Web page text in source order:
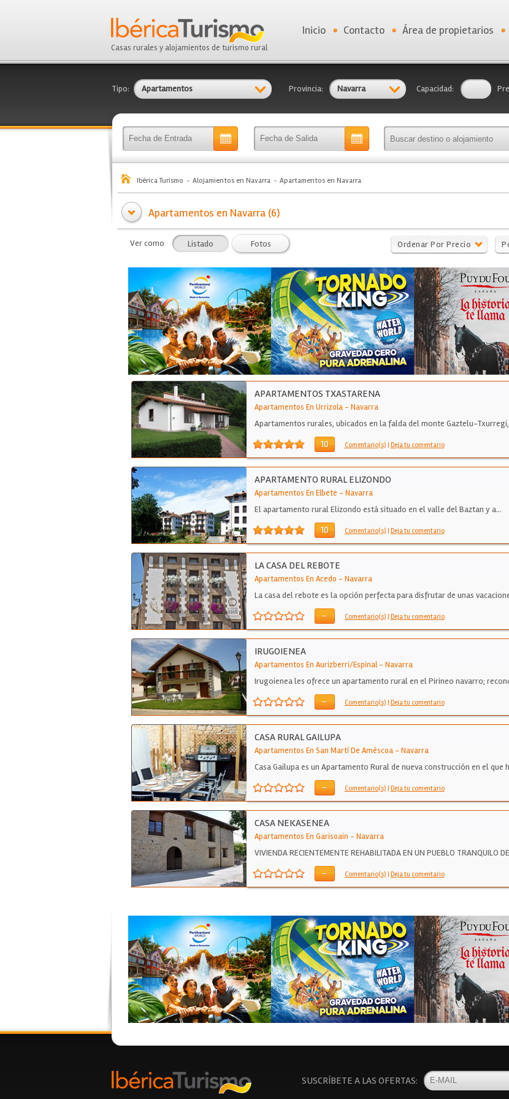
Casas rurales y alojamientos de turismo rural
Inicio Contacto Área de propietarios
Tipo: Apartamentos Provincia: Navarra Capacidad:
Ibérica Turismo Alojamientos en Navarra Apartamentos en Navarra
Apartamentos en Navarra (6)
Ver como Listado Fotos Ordenar Por Precio
APARTAMENTOS TXASTARENA
Apartamentos En Urrizola- Navarra
Apartamentos rurales, ubicados en la falda del monte Gaztelu-
10 Comentario(s) | Deja tu comentario
APARTAMENTO RURAL ELIZONDO
Apartamentos En Elbete - Navarra
El apartamento rural Elizondo está situado en el valle del Baztan y a…
10 Comentario(s) | Deja tu comentario
LA CASA DEL REBOTE
Apartamentos En Acedo - Navarra
La casa del rebote es la opción perfecta para disfrutar de unas
- Comentario(s) | Deja tu comentario
IRUGOIENEA
Apartamentos En Aurizberri/espinal- Navarra
Irugoienea les ofrece un apartamento rural en el Pirineo navarro;
- Comentario(s) | Deja tu comentario
CASA RURAL GAILUPA
Apartamentos En San Martí De Améscoa- Navarra
Casa Gailupa es un Apartamento Rural de nueva construcción en el que
- Comentario(s) | Deja tu comentario
CASA NEKASENEA
Apartamentos En Garisoain - Navarra
VIVIENDA RECIENTEMENTE REHABILITADA EN UN PUEBLO TRANQUILO
- Comentario(s) | Deja tu comentario
SUSCRÍBETE A LAS OFERTAS: